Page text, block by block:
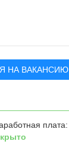
НА ВАКАНСИЮ
плата: